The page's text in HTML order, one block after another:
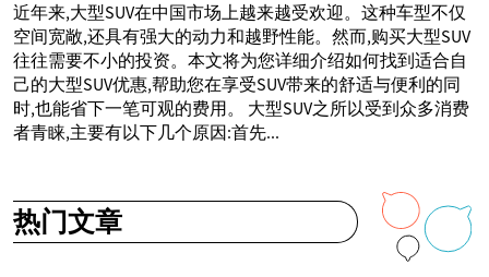
近年来,大型SUV在中国市场上越来越受欢迎。这种车型不仅
空间宽敞,还具有强大的动力和越野性能。然而,购买大型SUV
往往需要不小的投资。本文将为您详细介绍如何找到适合自
己的大型SUV优惠,帮助您在享受SUV带来的舒适与便利的同
时,也能省下一笔可观的费用。 大型SUV之所以受到众多消费
者青睐,主要有以下几个原因:首先...
热门文章